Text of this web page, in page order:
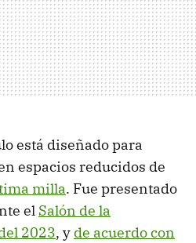
está diseñado para
espacios reducidos de
milla. Fue presentado
el Salón de la
2023, y de acuerdo con